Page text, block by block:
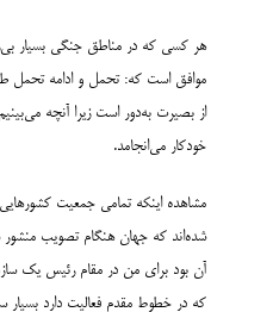
هر کسی که در مناطق جنگی بسیار
موافق است که: تحمل و ادامه تحمل
از بصیرت به‌دور است زیرا آنچه
خودکار می­‌انجامد.
مشاهده اینکه تمامی جمعیت‌
شده‌اند که جهان هنگام تصویب منشور
آن بود برای من در مقام رئیس یک
که در خطوط مقدم فعالیت دارد